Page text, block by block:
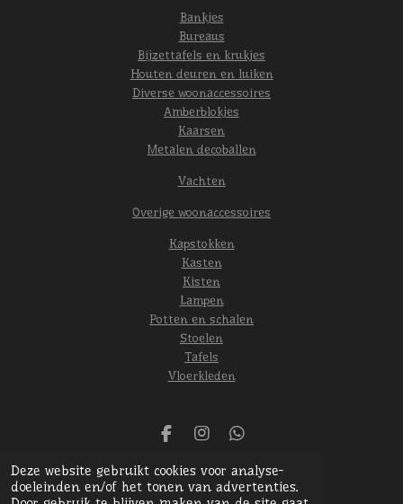
Deze website gebruikt cookies voor analyse-
doeleinden en/of het tonen van advertenties.
Bankjes
Bureaus
Bijzettafels en krukjes
Houten deuren en luiken
Diverse woonaccessoires
Amberblokjes
Kaarsen
Metalen decoballen
Vachten
Overige woonaccessoires
Kapstokken
Kasten
Kisten
Lampen
Potten en schalen
Stoelen
Tafels
Vloerkleden
F
c
e
I
s
t
W
a
t
Powered by JouwWeb